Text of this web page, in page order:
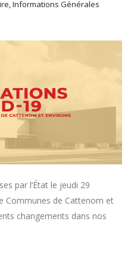
Informations Générales
par l’État le jeudi 29
Communes de Cattenom et
changements dans nos